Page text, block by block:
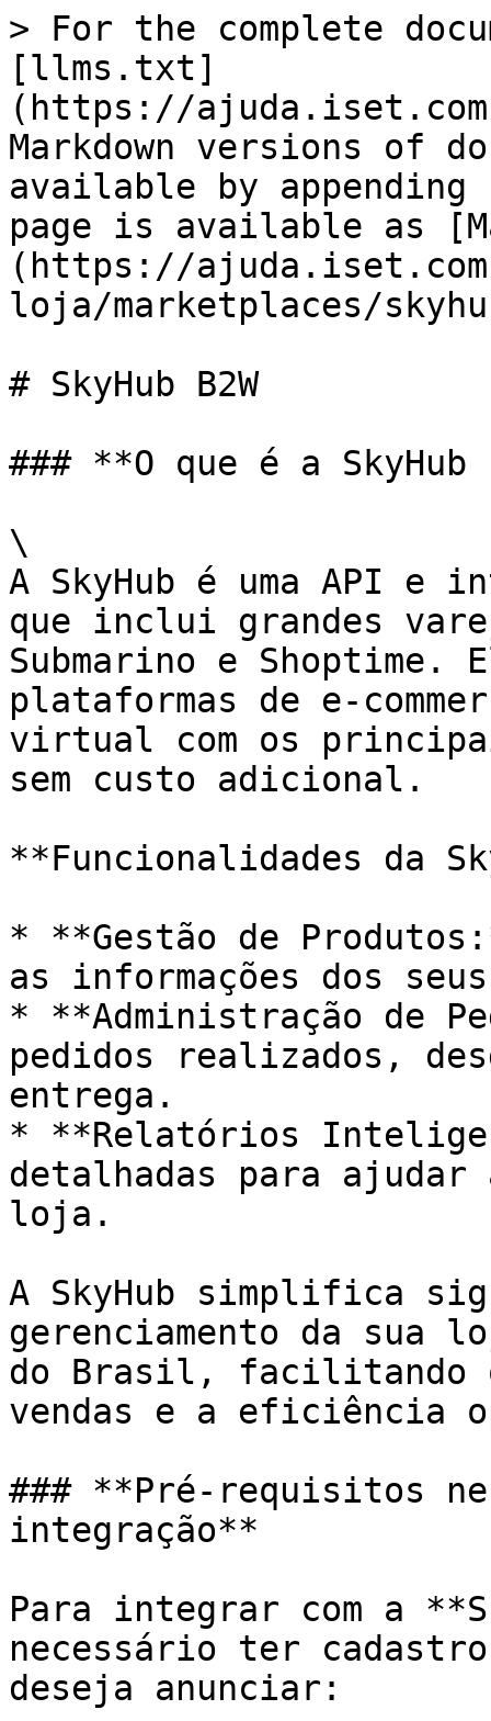
> For the complete
[llms.txt]
(https://
Markdown versions of
available by
page is available as
(https://
loja/marketplaces/
# SkyHub B2W
### **O que é a SkyHub
\
A SkyHub é uma API e
que inclui grandes
Submarino e Shoptime.
plataformas de e-
virtual com os
sem custo adicional.
**Funcionalidades da
* **Gestão de
as informações dos
* **Administração de
pedidos realizados,
entrega.
* **Relatórios
detalhadas para ajudar
loja.
A SkyHub simplifica
gerenciamento da sua
do Brasil, facilitando o
vendas e a eficiência
### **Pré-requisitos
integração**
Para integrar com a
necessário ter
deseja anunciar: